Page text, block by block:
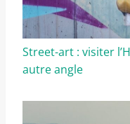
Street-art : visiter
autre angle